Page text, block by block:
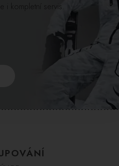
i kompletní servis.